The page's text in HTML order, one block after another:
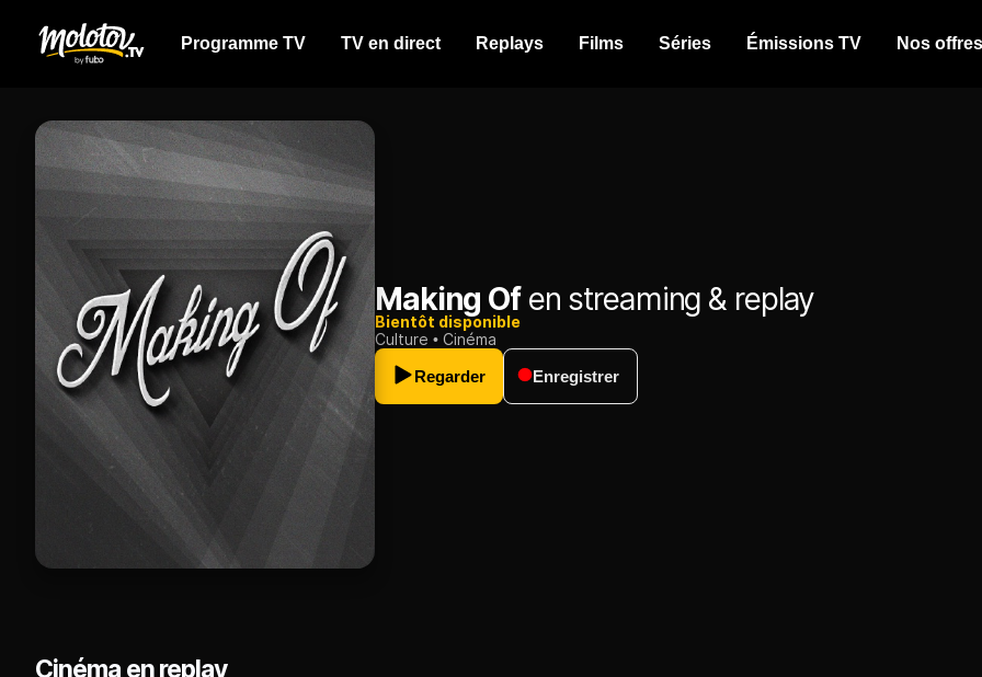
Programme TV TV en direct Replays Films Séries Émissions TV Nos offres
Making Ofen streaming & replay
Bientôt disponible
Culture
Cinéma
Regarder
Enregistrer
Cinéma en replay